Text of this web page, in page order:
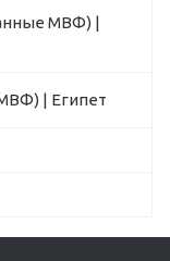
МВФ) |
| Египет